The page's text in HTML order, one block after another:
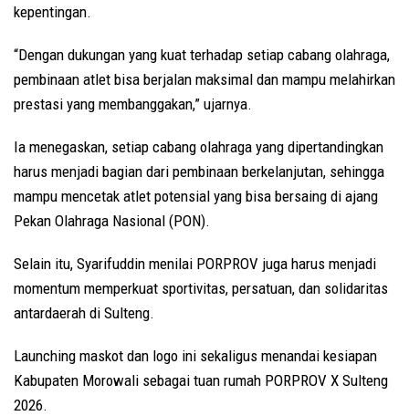
kepentingan.
“Dengan dukungan yang kuat terhadap setiap cabang olahraga,
pembinaan atlet bisa berjalan maksimal dan mampu melahirkan
prestasi yang membanggakan,” ujarnya.
Ia menegaskan, setiap cabang olahraga yang dipertandingkan
harus menjadi bagian dari pembinaan berkelanjutan, sehingga
mampu mencetak atlet potensial yang bisa bersaing di ajang
Pekan Olahraga Nasional (PON).
Selain itu, Syarifuddin menilai PORPROV juga harus menjadi
momentum memperkuat sportivitas, persatuan, dan solidaritas
antardaerah di Sulteng.
Launching maskot dan logo ini sekaligus menandai kesiapan
Kabupaten Morowali sebagai tuan rumah PORPROV X Sulteng
2026.